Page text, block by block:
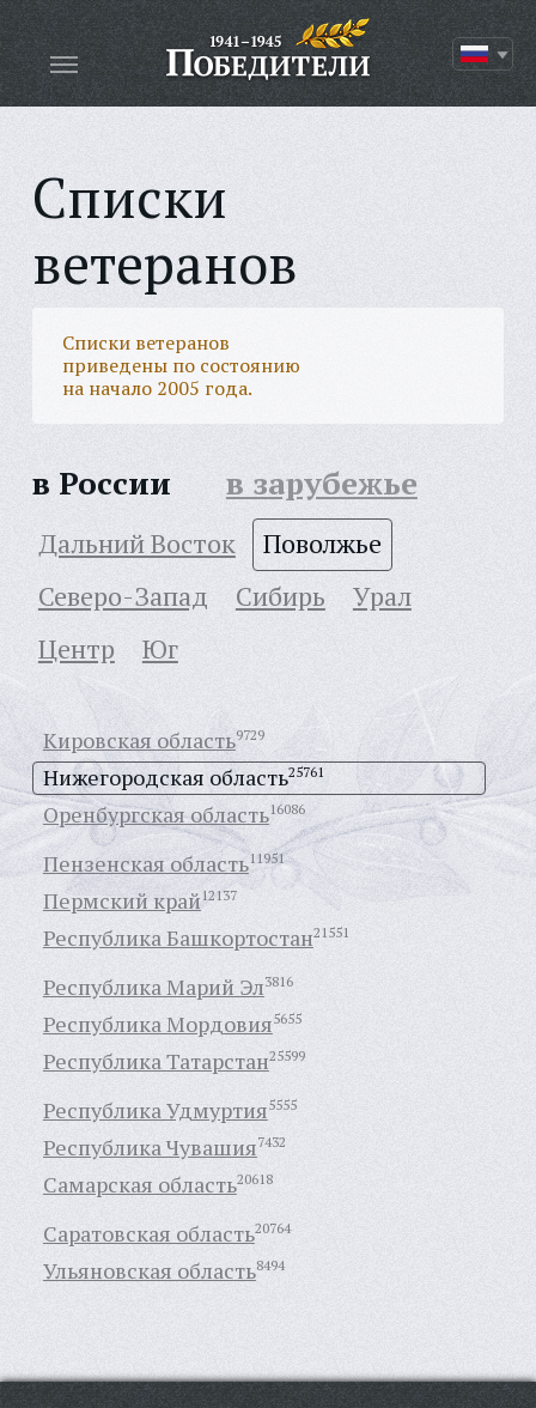
Списки
ветеранов
Списки ветеранов
приведены по состоянию
на начало 2005 года.
в России в зарубежье
Дальний Восток
Поволжье
Северо-Запад
Сибирь
Урал
Центр
Юг
Кировская область9729
Нижегородская область25761
Оренбургская область16086
Пензенская область11951
Пермский край 12137
Республика Башкортостан21551
Республика Марий Эл3816
Республика Мордовия5655
Республика Татарстан25599
Республика Удмуртия5555
Республика Чувашия7432
Самарская область20618
Саратовская область20764
Ульяновская область8494